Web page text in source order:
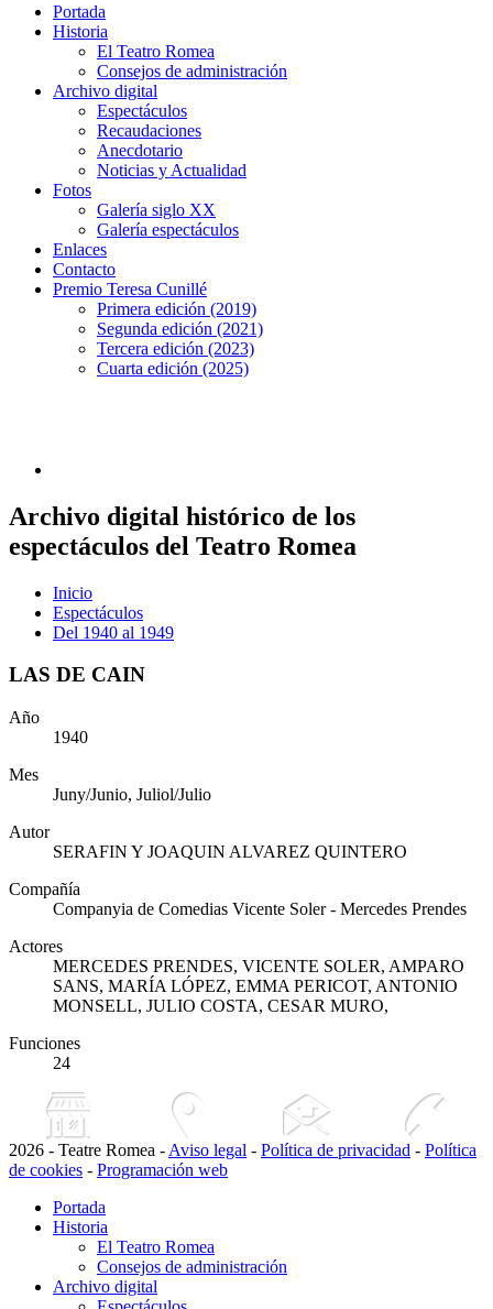
Portada
Historia
El Teatro Romea
Consejos de administración
Archivo digital
Espectáculos
Recaudaciones
Anecdotario
Noticias y Actualidad
Fotos
Galería siglo XX
Galería espectáculos
Enlaces
Contacto
Premio Teresa Cunillé
Primera edición (2019)
Segunda edición (2021)
Tercera edición (2023)
Cuarta edición (2025)
Archivo digital histórico de los
espectáculos del Teatro Romea
Inicio
Espectáculos
Del 1940 al 1949
LAS DE CAIN
Año
1940
Mes
Juny/Junio, Juliol/Julio
Autor
SERAFIN Y JOAQUIN ALVAREZ QUINTERO
Compañía
Companyia de Comedias Vicente Soler - Mercedes Prendes
Actores
MERCEDES PRENDES, VICENTE SOLER, AMPARO
SANS, MARÍA LÓPEZ, EMMA PERICOT, ANTONIO
MONSELL, JULIO COSTA, CESAR MURO,
Funciones
24
2026 - Teatre Romea - Aviso legal - Política de privacidad - Política
de cookies - Programación web
Portada
Historia
El Teatro Romea
Consejos de administración
Archivo digital